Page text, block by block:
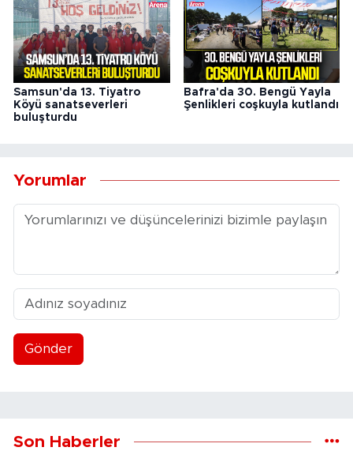
Samsun'da 13. Tiyatro
Köyü sanatseverleri
buluşturdu
Bafra'da 30. Bengü Yayla
Şenlikleri coşkuyla kutlandı
Yorumlar
Gönder
Son Haberler